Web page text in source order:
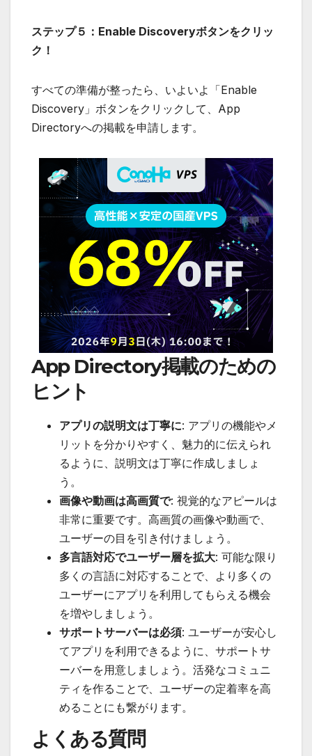
ステップ５：Enable Discoveryボタンをクリッ
ク！
すべての準備が整ったら、いよいよ「Enable
Discovery」ボタンをクリックして、App
Directoryへの掲載を申請します。
App Directory掲載のための
ヒント
アプリの説明文は丁寧に: アプリの機能やメ
リットを分かりやすく、魅力的に伝えられ
るように、説明文は丁寧に作成しましょ
う。
画像や動画は高画質で: 視覚的なアピールは
非常に重要です。高画質の画像や動画で、
ユーザーの目を引き付けましょう。
多言語対応でユーザー層を拡大: 可能な限り
多くの言語に対応することで、より多くの
ユーザーにアプリを利用してもらえる機会
を増やしましょう。
サポートサーバーは必須: ユーザーが安心し
てアプリを利用できるように、サポートサ
ーバーを用意しましょう。活発なコミュニ
ティを作ることで、ユーザーの定着率を高
めることにも繋がります。
よくある質問